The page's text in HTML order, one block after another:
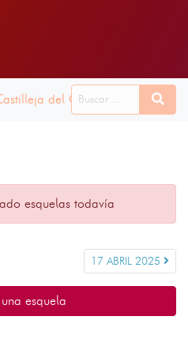
del Campo 16 ABRIL
esquelas todavía
17 ABRIL 2025
esquela